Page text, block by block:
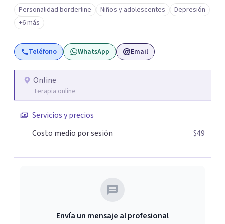
Conde y Xochimilco, lo que me permitió conocer diversas
realidades y necesidades.
Personalidad borderline Niños y adolescentes
Depresión
+6 más
Teléfono WhatsApp Email
Online
Terapia online
Servicios y precios
Costo medio por sesión
$49
Envía un mensaje al profesional